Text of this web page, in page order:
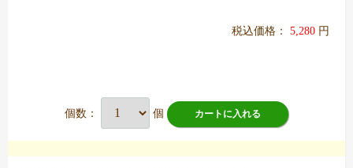
税込価格： 5,280 円
個数： 個 カートに入れる